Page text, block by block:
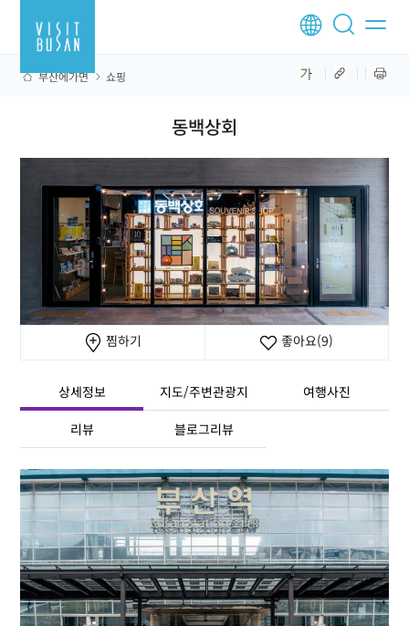
부산에가면 쇼핑
동백상회
찜하기 좋아요(9)
상세정보 지도/주변관광지 여행사진
리뷰 블로그리뷰